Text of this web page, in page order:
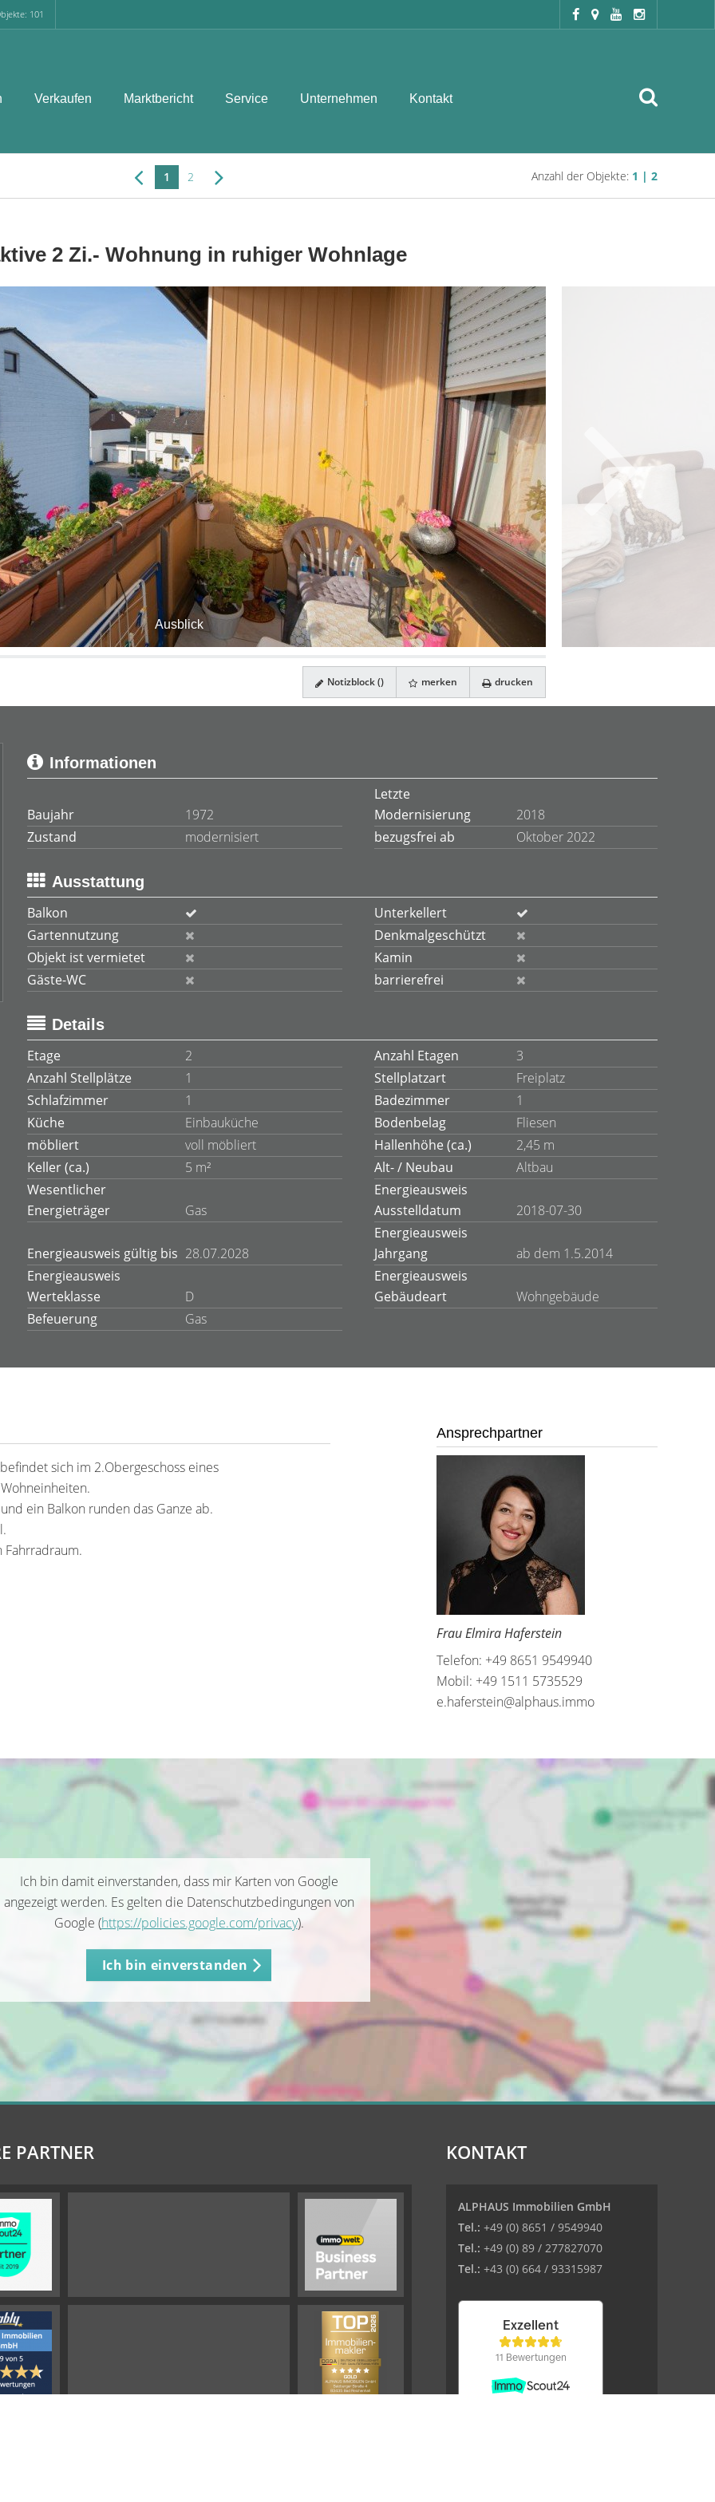
101
Verkaufen Marktbericht Service Unternehmen Kontakt
1 2 Anzahl der Objekte: 1 | 2
2 Zi.- Wohnung in ruhiger Wohnlage
Ausblick
Notizblock () merken drucken
Informationen
Baujahr 1972
Letzte
Modernisierung
2018
Zustand
modernisiert bezugsfrei ab Oktober 2022
Ausstattung
Balkon
Unterkellert
Gartennutzung
Denkmalgeschützt
Objekt ist vermietet
Kamin
Gäste-WC
barrierefrei
Details
Etage
2 Anzahl Etagen
3
Anzahl Stellplätze
1 Stellplatzart
Freiplatz
Schlafzimmer
1 Badezimmer
1
Küche
Einbauküche Bodenbelag
Fliesen
möbliert
voll möbliert Hallenhöhe (ca.)
2,45 m
Keller (ca.)
5 m² Alt- / Neubau
Altbau
Wesentlicher
Energieträger
Gas
Energieausweis
Ausstelldatum
2018-07-30
Energieausweis gültig bis 28.07.2028
Energieausweis
Jahrgang
ab dem 1.5.2014
Energieausweis
Werteklasse
D
Energieausweis
Gebäudeart
Wohngebäude
Befeuerung
Gas
sich im 2.Obergeschoss eines
ein Balkon runden das Ganze ab.
Ansprechpartner
Frau Elmira Haferstein
Telefon: +49 8651 9549940
Mobil: +49 1511 5735529
e.haferstein@alphaus.immo
Ich bin damit einverstanden, dass mir Karten von Google
angezeigt werden. Es gelten die Datenschutzbedingungen von
Google (https://policies.google.com/privacy).
Ich bin einverstanden
PARTNER KONTAKT
ALPHAUS Immobilien GmbH
Tel.: +49 (0) 8651 / 9549940
Tel.: +49 (0) 89 / 277827070
Tel.: +43 (0) 664 / 93315987